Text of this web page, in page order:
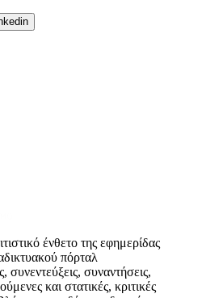
ένθετο της εφημερίδας
πόρταλ
συναντήσεις,
και στατικές, κριτικές